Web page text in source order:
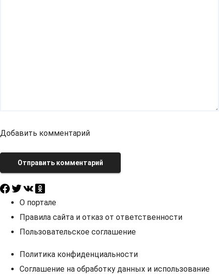
Добавить комментарий
Отправить комментарий
О портале
Правила сайта и отказ от ответственности
Пользовательское соглашение
Политика конфиденциальности
Соглашение на обработку данных и использование